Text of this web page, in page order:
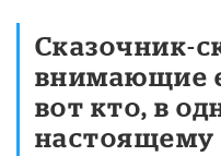
Сказочник-
внимающие
вот кто, в
настоящему